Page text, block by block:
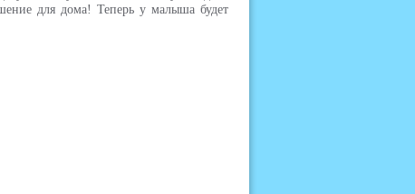
для дома! Теперь у малыша будет